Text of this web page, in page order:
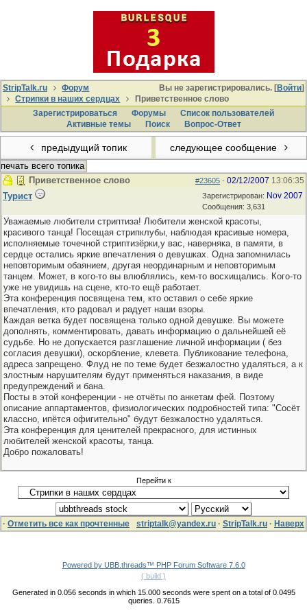
Вы не зарегистрировались. [Войти]
StripTalk.ru
Форум
Стрипки в наших сердцах
Приветственное слово
Зарегистрироваться
Форумы
Список пользователей
Активные темы
Поиcк Вопрос-Ответ
предыдущий топик следующее сообщение
печать всего топика
#23605 - 02/12/2007 13:06:35
Приветственное слово
Зарегистрирован: Nov 2007
Сообщения: 3,631
Турист
Уважаемые любители стриптиза! Любители женской красоты,
красивого танца! Посещая стрипклубы, наблюдая красивые номера,
исполняемые точечной стриптизёрки,у вас, наверняка, в памяти, в
сердце остались яркие впечатления о девушках. Одна запомнилась
неповторимым обаянием, другая неординарным и неповторимым
танцем. Может, в кого-то вы влюблялись, кем-то восхищались. Кого-то
уже не увидишь на сцене, кто-то ещё работает.
Эта конференция посвящена тем, кто оставил о себе яркие
впечатления, кто радовал и радует наши взоры.
Каждая ветка будет посвящена только одной девушке. Вы можете
дополнять, комментировать, давать информацию о дальнейшей её
судьбе. Но не допускается разглашение личной информации ( без
согласия девушки), оскорбление, клевета. Публикование телефона,
адреса запрещено. Флуд не по теме будет безжалостно удаляться, а к
злостным нарушителям будут применяться наказания, в виде
предупреждений и бана.
Посты в этой конференции - не отчёты по анкетам фей. Поэтому
описание аппартаментов, физиологических подробностей типа: "Сосёт
классно, ипётся офигительно" будут безжалостно удаляться.
Эта конференция для ценителей прекрасного, для истинных
любителей женской красоты, танца.
Добро пожаловать!
Перейти к
· Отметить все как прочтенные striptalk@yandex.ru · StripTalk.ru · Наверх
Powered by UBB.threads™ PHP Forum Software 7.6.0
( build )
Generated in 0.056 seconds in which 15.000 seconds were spent on a total of 0.0495
queries. 0.7615